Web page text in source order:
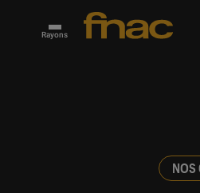
Rayons
NOS